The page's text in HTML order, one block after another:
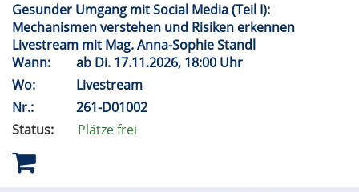
Gesunder Umgang mit Social Media (Teil I):
Mechanismen verstehen und Risiken erkennen
Livestream mit Mag. Anna-Sophie Standl
Wann:
ab Di. 17.11.2026, 18:00 Uhr
Wo:
Livestream
Nr.:
261-D01002
Status:
Plätze frei